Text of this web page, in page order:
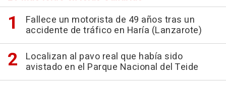
Fallece un motorista de 49 años tras un
accidente de tráfico en Haría (Lanzarote)
Localizan al pavo real que había sido
avistado en el Parque Nacional del Teide